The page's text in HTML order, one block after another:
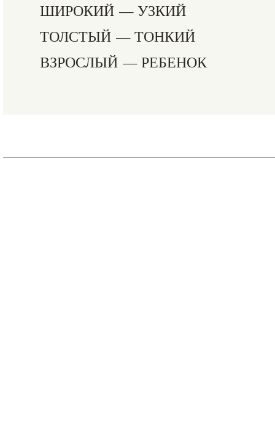
ШИРОКИЙ — УЗКИЙ
ТОЛСТЫЙ — ТОНКИЙ
ВЗРОСЛЫЙ — РЕБЕНОК